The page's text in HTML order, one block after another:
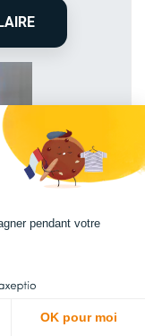
pendant votre
OK pour moi